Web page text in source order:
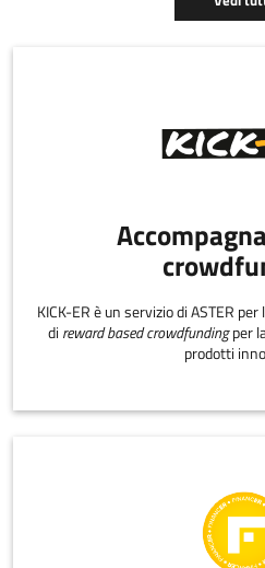
KICK-ER è un servizio di ASTER
di reward based crowdfundingper
prodotti